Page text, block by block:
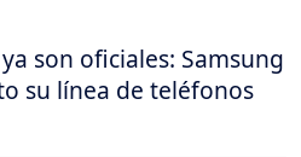
son oficiales: Samsung
su línea de teléfonos